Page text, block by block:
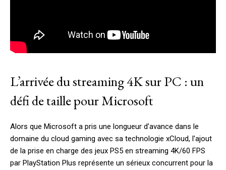
L’arrivée du streaming 4K sur PC : un
défi de taille pour Microsoft
Alors que Microsoft a pris une longueur d’avance dans le
domaine du cloud gaming avec sa technologie xCloud, l’ajout
de la prise en charge des jeux PS5 en streaming 4K/60 FPS
par PlayStation Plus représente un sérieux concurrent pour la